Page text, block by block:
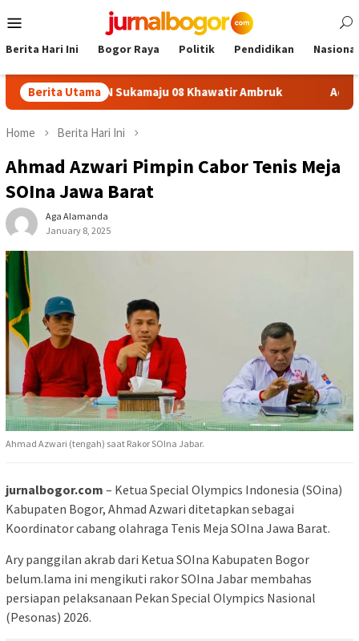
to
Menu
Berita Hari Ini Bogor Raya Politik Pendidikan Nasional
Berita Utama
SDN Sukamaju 08 Khawatir Ambruk Adira Expo
Home Berita Hari Ini
Ahmad Azwari Pimpin Cabor Tenis Meja
SOIna Jawa Barat
Aga Alamanda
January 8, 2025
Ahmad Azwari (tengah) saat Rakor SOIna Jabar.
jurnalbogor.com – Ketua Special Olympics Indonesia (SOina)
Kabupaten Bogor, Ahmad Azwari ditetapkan sebagai
Koordinator cabang olahraga Tenis Meja SOIna Jawa Barat.
Ary panggilan akrab dari Ketua SOIna Kabupaten Bogor
belum.lama ini mengikuti rakor SOIna Jabar membahas
persiapan pelaksanaan Pekan Special Olympics Nasional
(Pesonas) 2026.